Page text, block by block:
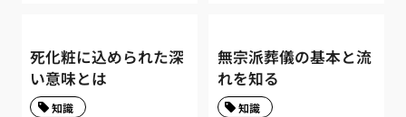
死化粧に込められた深
い意味とは
知識
無宗派葬儀の基本と流
れを知る
知識